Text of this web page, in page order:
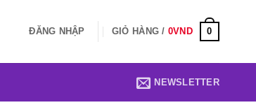
ĐĂNG NHẬP GIỎ HÀNG / 0VND 0
NEWSLETTER